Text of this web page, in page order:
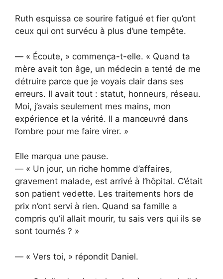
Ruth esquissa ce sourire fatigué et fier qu’ont
ceux qui ont survécu à plus d’une tempête.
— « Écoute, » commença-t-elle. « Quand ta
mère avait ton âge, un médecin a tenté de me
détruire parce que je voyais clair dans ses
erreurs. Il avait tout : statut, honneurs, réseau.
Moi, j’avais seulement mes mains, mon
expérience et la vérité. Il a manœuvré dans
l’ombre pour me faire virer. »
Elle marqua une pause.
— « Un jour, un riche homme d’affaires,
gravement malade, est arrivé à l’hôpital. C’était
son patient vedette. Les traitements hors de
prix n’ont servi à rien. Quand sa famille a
compris qu’il allait mourir, tu sais vers qui ils se
sont tournés ? »
— « Vers toi, » répondit Daniel.